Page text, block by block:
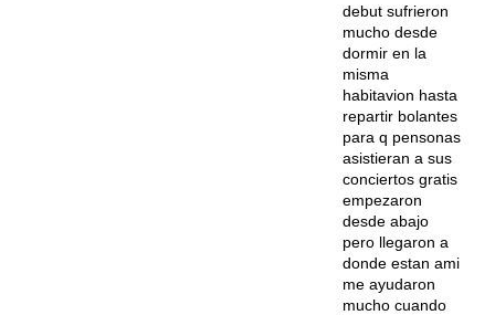
debut sufrieron
mucho desde
dormir en la
misma
habitavion hasta
repartir bolantes
para q pensonas
asistieran a sus
conciertos gratis
empezaron
desde abajo
pero llegaron a
donde estan ami
me ayudaron
mucho cuando